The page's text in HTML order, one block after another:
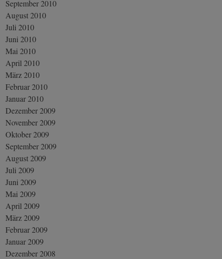
September 2010
August 2010
Juli 2010
Juni 2010
Mai 2010
April 2010
März 2010
Februar 2010
Januar 2010
Dezember 2009
November 2009
Oktober 2009
September 2009
August 2009
Juli 2009
Juni 2009
Mai 2009
April 2009
März 2009
Februar 2009
Januar 2009
Dezember 2008